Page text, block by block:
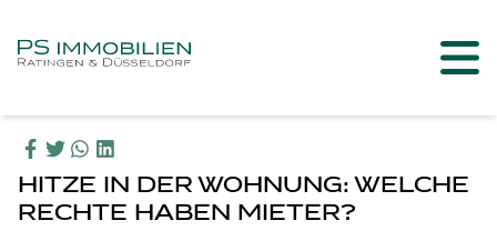
HITZE IN DER WOHNUNG: WELCHE
RECHTE HABEN MIETER?